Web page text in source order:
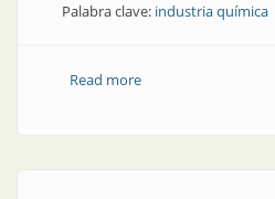
Palabra clave: industria química
Read moreabout Medición de